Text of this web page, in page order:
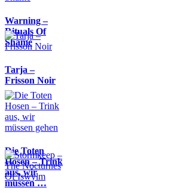
Warning –
Rituals Of
Shame
Tarja –
Frisson Noir
Die Toten
Hosen – Trink
aus, wir
müssen …